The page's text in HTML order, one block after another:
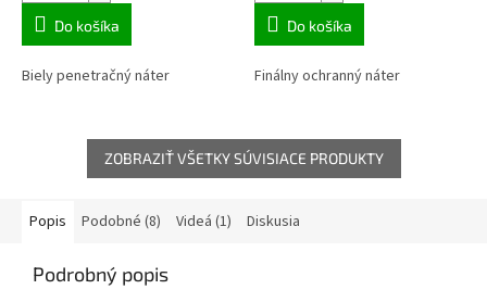
Do košíka
Biely penetračný náter
Do košíka
Finálny ochranný náter
ZOBRAZIŤ VŠETKY SÚVISIACE PRODUKTY
Popis Podobné (8) Videá (1) Diskusia
Podrobný popis